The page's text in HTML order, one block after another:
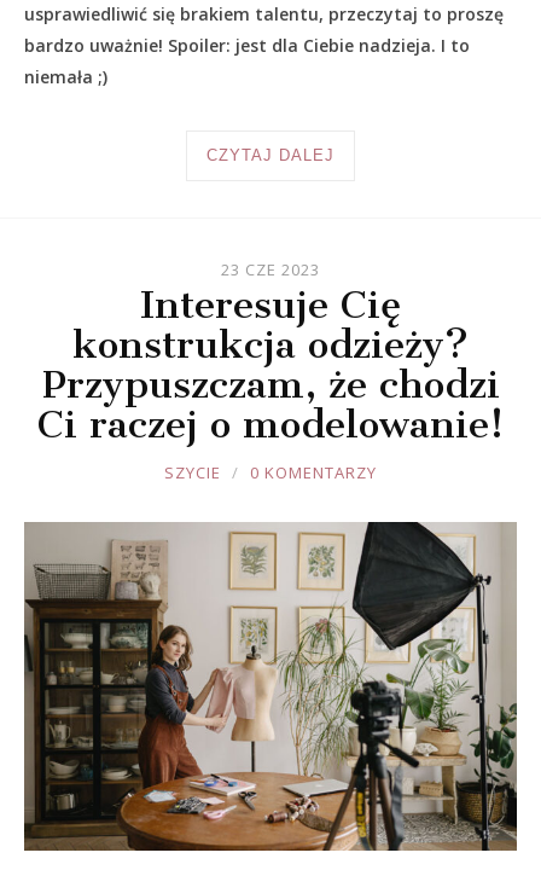
usprawiedliwić się brakiem talentu, przeczytaj to proszę
bardzo uważnie! Spoiler: jest dla Ciebie nadzieja. I to
niemała ;)
CZYTAJ DALEJ
23 CZE 2023
Interesuje Cię
konstrukcja odzieży?
Przypuszczam, że chodzi
Ci raczej o modelowanie!
JOULE
SZYCIE 0 KOMENTARZY